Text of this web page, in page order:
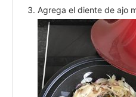
Agrega el diente de ajo